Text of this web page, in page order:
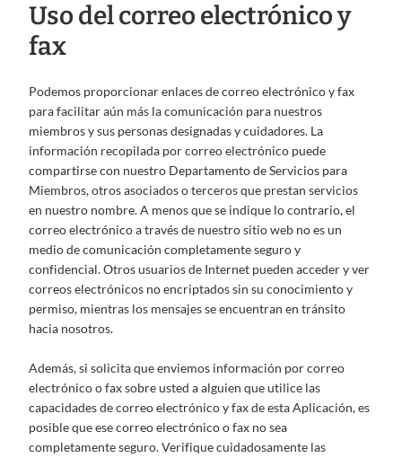
Uso del correo electrónico y
fax
Podemos proporcionar enlaces de correo electrónico y fax
para facilitar aún más la comunicación para nuestros
miembros y sus personas designadas y cuidadores. La
información recopilada por correo electrónico puede
compartirse con nuestro Departamento de Servicios para
Miembros, otros asociados o terceros que prestan servicios
en nuestro nombre. A menos que se indique lo contrario, el
correo electrónico a través de nuestro sitio web no es un
medio de comunicación completamente seguro y
confidencial. Otros usuarios de Internet pueden acceder y ver
correos electrónicos no encriptados sin su conocimiento y
permiso, mientras los mensajes se encuentran en tránsito
hacia nosotros.
Además, si solicita que enviemos información por correo
electrónico o fax sobre usted a alguien que utilice las
capacidades de correo electrónico y fax de esta Aplicación, es
posible que ese correo electrónico o fax no sea
completamente seguro. Verifique cuidadosamente las